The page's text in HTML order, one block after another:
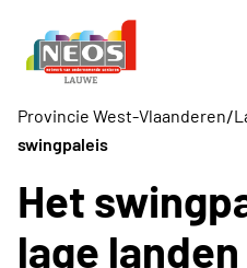
Provincie West-Vlaanderen/
swingpaleis
Het
lage landen